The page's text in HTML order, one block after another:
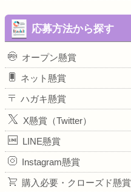
応募方法から探す
オープン懸賞
ネット懸賞
ハガキ懸賞
X懸賞（Twitter）
LINE懸賞
Instagram懸賞
購入必要・クローズド懸賞